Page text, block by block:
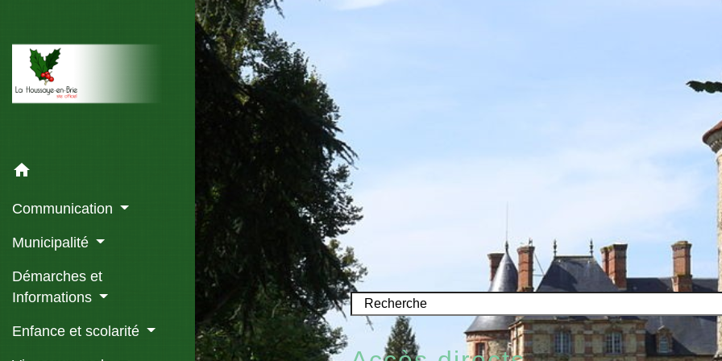
home
Communication
Municipalité
Démarches et
Informations
Enfance et scolarité